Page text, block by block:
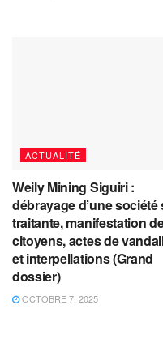
ACTUALITÉ
Weily Mining Siguiri :
débrayage d’une société
traitante, manifestation
citoyens, actes de
et interpellations (Grand
dossier)
OCTOBRE 7, 2025